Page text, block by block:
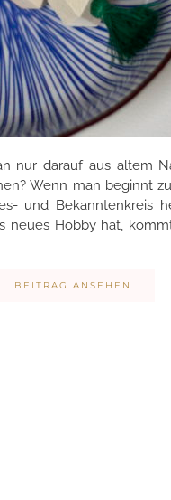
nur darauf aus altem
Wenn man beginnt
und Bekanntenkreis
neues Hobby hat,
BEITRAG ANSEHEN